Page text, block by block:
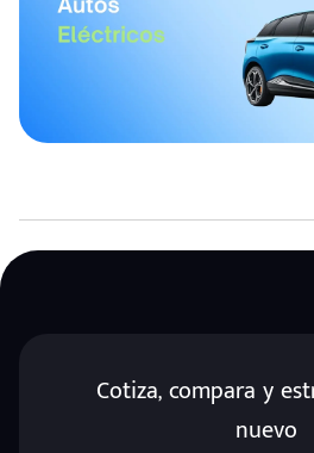
Cotiza, compara y
nuevo